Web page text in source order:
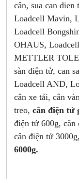
cân, sua can dien
Loadcell Mavin,
Loadcell
OHAUS,
METTLER
sàn điện tử, can
Loadcell AND,
cân xe tải, cân
treo,cân điện tử
điện tử 600g, cân
cân điện tử
6000g.